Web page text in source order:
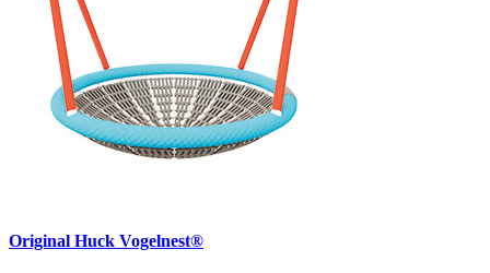
Original Huck Vogelnest®